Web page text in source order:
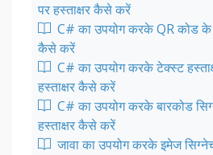
पर हस्ताक्षर कैसे करें
C# का उपयोग करके QR कोड के
कैसे करें
C# का उपयोग करके टेक्स्ट
हस्ताक्षर कैसे करें
C# का उपयोग करके बारकोड
हस्ताक्षर कैसे करें
जावा का उपयोग करके इमेज